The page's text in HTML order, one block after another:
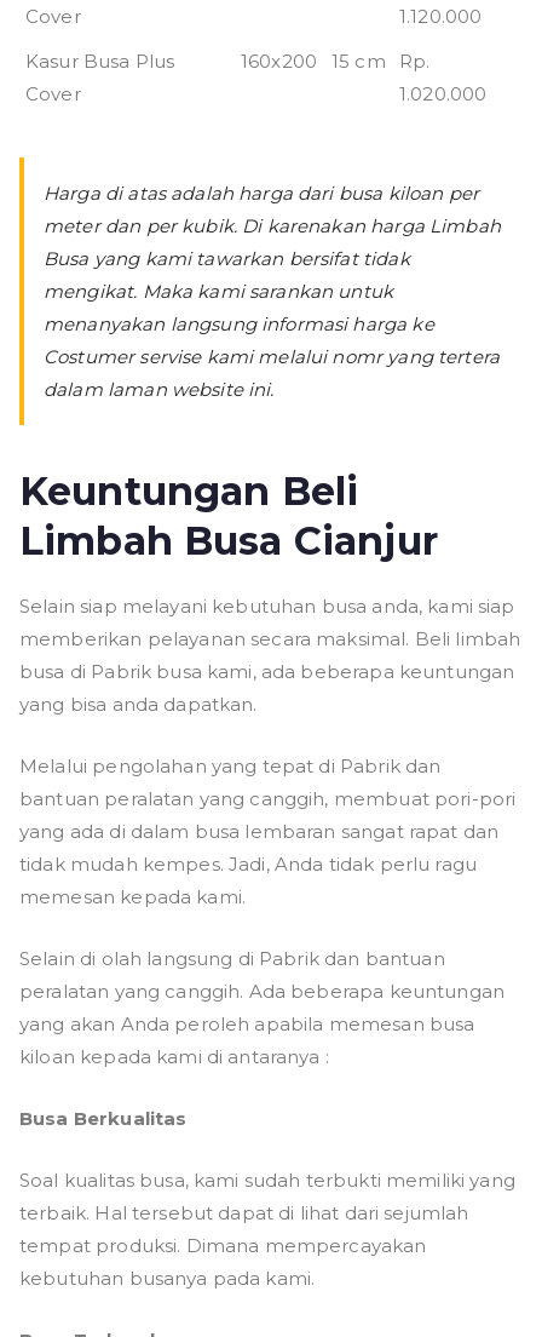
Cover
1.120.000
Kasur Busa Plus
Cover
160x200 15 cm
Rp.
1.020.000
Harga di atas adalah harga dari busa kiloan per
meter dan per kubik. Di karenakan harga Limbah
Busa yang kami tawarkan bersifat tidak
mengikat. Maka kami sarankan untuk
menanyakan langsung informasi harga ke
Costumer servise kami melalui nomr yang tertera
dalam laman website ini.
Keuntungan Beli
Limbah Busa Cianjur
Selain siap melayani kebutuhan busa anda, kami siap
memberikan pelayanan secara maksimal. Beli limbah
busa di Pabrik busa kami, ada beberapa keuntungan
yang bisa anda dapatkan.
Melalui pengolahan yang tepat di Pabrik dan
bantuan peralatan yang canggih, membuat pori-pori
yang ada di dalam busa lembaran sangat rapat dan
tidak mudah kempes. Jadi, Anda tidak perlu ragu
memesan kepada kami.
Selain di olah langsung di Pabrik dan bantuan
peralatan yang canggih. Ada beberapa keuntungan
yang akan Anda peroleh apabila memesan busa
kiloan kepada kami di antaranya :
Busa Berkualitas
Soal kualitas busa, kami sudah terbukti memiliki yang
terbaik. Hal tersebut dapat di lihat dari sejumlah
tempat produksi. Dimana mempercayakan
kebutuhan busanya pada kami.